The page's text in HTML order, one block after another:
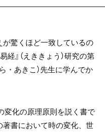
驚くほど一致しているの
』（えききょう）研究の第
・あきこ）先生に学んでか
変化の原理原則を説く書で
書において時の変化、世